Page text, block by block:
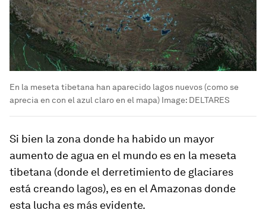
En la meseta tibetana han aparecido lagos nuevos (como se
aprecia en con el azul claro en el mapa) Image: DELTARES
Si bien la zona donde ha habido un mayor
aumento de agua en el mundo es en la meseta
tibetana (donde el derretimiento de glaciares
está creando lagos), es en el Amazonas donde
esta lucha es más evidente.